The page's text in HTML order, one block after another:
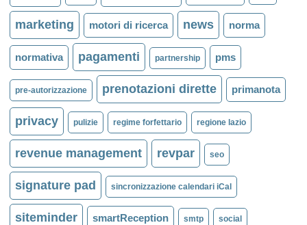
marketing motori di ricerca news norma
normativa pagamenti partnership pms
pre-autorizzazione prenotazioni dirette primanota
privacy pulizie regime forfettario regione lazio
revenue management revpar seo
signature pad sincronizzazione calendari iCal
siteminder smartReception smtp social